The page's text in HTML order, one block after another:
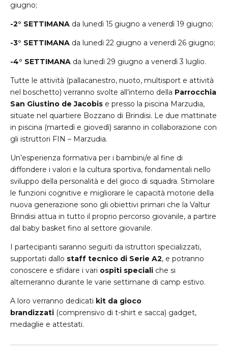
giugno;
-2° SETTIMANA da lunedì 15 giugno a venerdì 19 giugno;
-3° SETTIMANA da lunedì 22 giugno a venerdì 26 giugno;
-4° SETTIMANA da lunedì 29 giugno a venerdì 3 luglio.
Tutte le attività (pallacanestro, nuoto, multisport e attività
nel boschetto) verranno svolte all’interno della Parrocchia
San Giustino de Jacobis e presso la piscina Marzudia,
situate nel quartiere Bozzano di Brindisi. Le due mattinate
in piscina (martedì e giovedì) saranno in collaborazione con
gli istruttori FIN – Marzudia.
Un’esperienza formativa per i bambini/e al fine di
diffondere i valori e la cultura sportiva, fondamentali nello
sviluppo della personalità e del gioco di squadra. Stimolare
le funzioni cognitive e migliorare le capacità motorie della
nuova generazione sono gli obiettivi primari che la Valtur
Brindisi attua in tutto il proprio percorso giovanile, a partire
dal baby basket fino al settore giovanile.
I partecipanti saranno seguiti da istruttori specializzati,
supportati dallo staff tecnico di Serie A2, e potranno
conoscere e sfidare i vari ospiti speciali che si
alterneranno durante le varie settimane di camp estivo.
A loro verranno dedicati kit da gioco
brandizzati (comprensivo di t-shirt e sacca) gadget,
medaglie e attestati.